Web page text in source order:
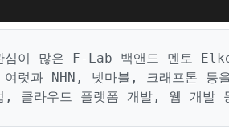
심이 많은 F-Lab 백앤드 멘토
여럿과 NHN, 넷마블, 크래프톤 등
, 클라우드 플랫폼 개발, 웹 개발